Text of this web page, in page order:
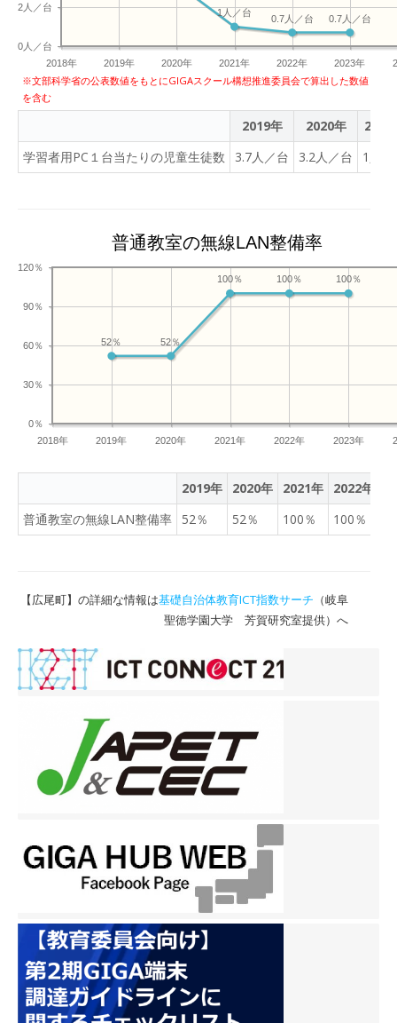
2018年 2019年 2020年 2021年 2022年 2023年
0人／台
2人／台
0.7人／台
0.7人／台
1人／台
※文部科学省の公表数値をもとにGIGAスクール構想推進委員会で算出した数値
を含む
2019年 2020年
2021
学習者用PC１台当たりの児童生徒数
3.7人／台 3.2人／台 1人
普通教室の無線LAN整備率
2018年 2019年 2020年 2021年 2022年 2023年
0％
30％
60％
90％
120％
100％
100％
100％
52％
52％
2019年 2020年 2021年 2022年
普通教室の無線LAN整備率
52％ 52％ 100％ 100％
【広尾町】の詳細な情報は基礎自治体教育ICT指数サーチ （岐阜
聖徳学園大学 芳賀研究室提供）へ